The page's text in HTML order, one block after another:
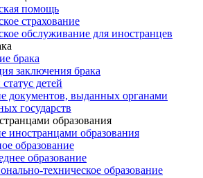
помощь
страхование
обслуживание для иностранцев
брака
заключения брака
детей
документов, выданных органами
государств
образования
иностранцами образования
образование
образование
техническое образование